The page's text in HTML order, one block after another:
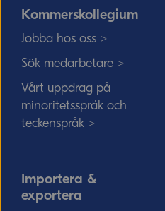
Kommerskollegium
Jobba hos oss >
Sök medarbetare >
Vårt uppdrag på
minoritetsspråk och
teckenspråk >
Importera &
exportera